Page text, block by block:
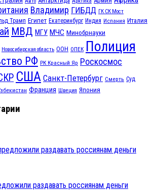
Владимир ГИБДД ГК СК Мост
Трамп Египет Екатеринбург Индия Испания Италия
МВД МГУ МЧС Минобрнауки
Новосибирская область ООН ОПЕК Полиция
РФ РК Красный Яр Роскосмос
США Санкт-Петербург Смерть Суд
Франция Швеция Япония
раздавать россиянам деньги